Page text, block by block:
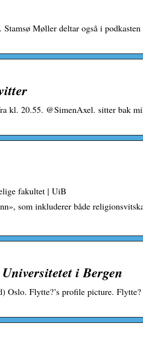
Møller deltar også i
kl. 20.55. @SimenAxel. sitter bak
fakultet | UiB
som inkluderer både
i Bergen
Oslo. Flytte?’s profile picture.